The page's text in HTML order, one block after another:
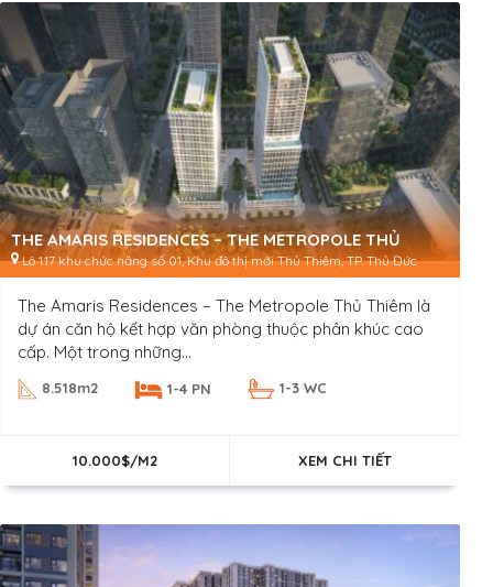
THE AMARIS RESIDENCES – THE METROPOLE THỦ
THIÊM
Lô 1.17 khu chức năng số 01, Khu đô thị mới Thủ Thiêm, TP. Thủ Đức
The Amaris Residences – The Metropole Thủ Thiêm là
dự án căn hộ kết hợp văn phòng thuộc phân khúc cao
cấp. Một trong những...
8.518m2 1-4 PN 1-3 WC
10.000$/M2 XEM CHI TIẾT